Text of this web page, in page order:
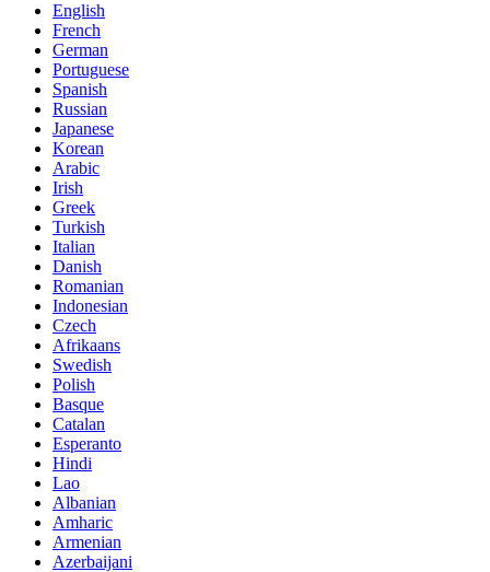
English
French
German
Portuguese
Spanish
Russian
Japanese
Korean
Arabic
Irish
Greek
Turkish
Italian
Danish
Romanian
Indonesian
Czech
Afrikaans
Swedish
Polish
Basque
Catalan
Esperanto
Hindi
Lao
Albanian
Amharic
Armenian
Azerbaijani